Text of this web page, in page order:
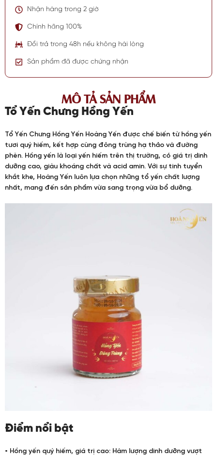
Nhận hàng trong 2 giờ
Chính hãng 100%
Đổi trả trong 48h nếu không hài lòng
Sản phẩm đã được chứng nhận
MÔ TẢ SẢN PHẨM
Tổ Yến Chưng Hồng Yến
Tổ Yến Chưng Hồng Yến Hoàng Yến được chế biến từ hồng yến
tươi quý hiếm, kết hợp cùng đông trùng hạ thảo và đường
phèn. Hồng yến là loại yến hiếm trên thị trường, có giá trị dinh
dưỡng cao, giàu khoáng chất và acid amin. Với sự tinh tuyển
khắt khe, Hoàng Yến luôn lựa chọn những tổ yến chất lượng
nhất, mang đến sản phẩm vừa sang trọng vừa bổ dưỡng.
Điểm nổi bật
• Hồng yến quý hiếm, giá trị cao: Hàm lượng dinh dưỡng vượt